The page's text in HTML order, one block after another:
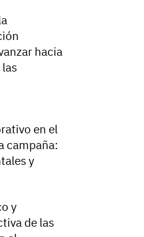
hacia
en el
campaña:
y
y
de las